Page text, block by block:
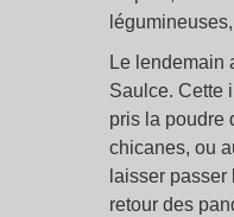
Le lendemain
Saulce. Cette
pris la poudre
chicanes, ou
laisser
retour des